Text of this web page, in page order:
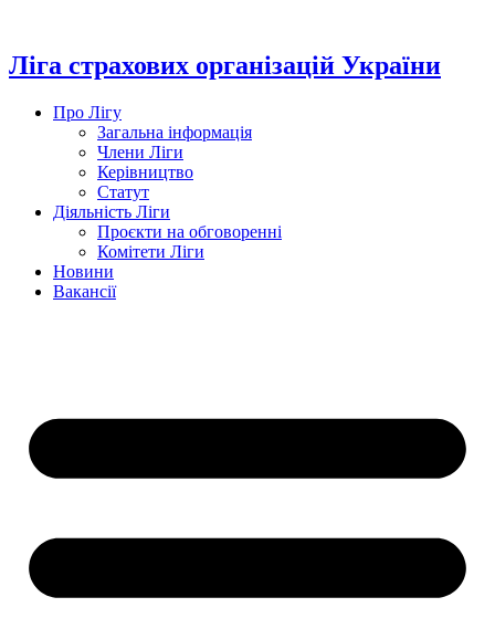
вмісту
Ліга страхових організацій України
Про Лігу
Загальна інформація
Члени Ліги
Керівництво
Статут
Діяльність Ліги
Проєкти на обговоренні
Комітети Ліги
Новини
Вакансії